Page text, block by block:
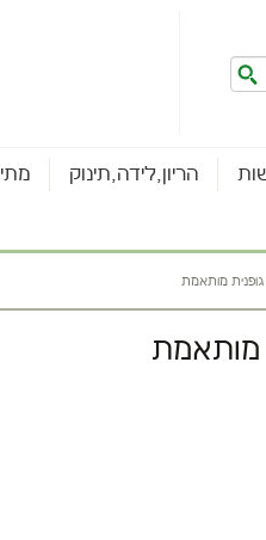
הריון,לידה,תינוק
מותאמת
מותאמת